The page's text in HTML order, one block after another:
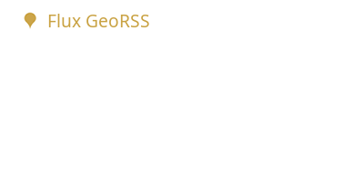
Flux GeoRSS